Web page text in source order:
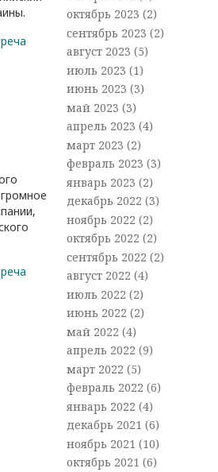
октябрь 2023 (2)
сентябрь 2023 (2)
август 2023 (5)
июль 2023 (1)
июнь 2023 (3)
май 2023 (3)
апрель 2023 (4)
март 2023 (2)
февраль 2023 (3)
январь 2023 (2)
декабрь 2022 (3)
ноябрь 2022 (2)
октябрь 2022 (2)
сентябрь 2022 (2)
август 2022 (4)
июль 2022 (2)
июнь 2022 (2)
май 2022 (4)
апрель 2022 (9)
март 2022 (5)
февраль 2022 (6)
январь 2022 (4)
декабрь 2021 (6)
ноябрь 2021 (10)
октябрь 2021 (6)